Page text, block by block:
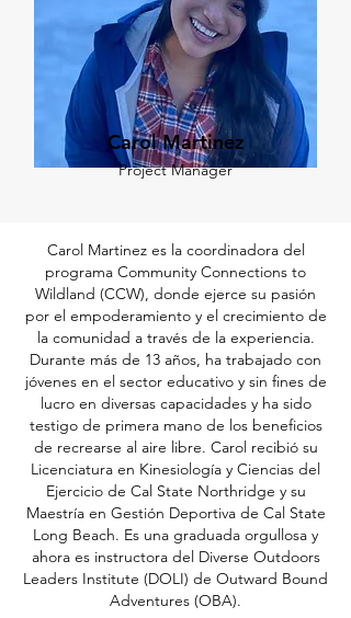
Carol Martinez
Project Manager
Carol Martinez es la coordinadora del
programa Community Connections to
Wildland (CCW), donde ejerce su pasión
por el empoderamiento y el crecimiento de
la comunidad a través de la experiencia.
Durante más de 13 años, ha trabajado con
jóvenes en el sector educativo y sin fines de
lucro en diversas capacidades y ha sido
testigo de primera mano de los beneficios
de recrearse al aire libre. Carol recibió su
Licenciatura en Kinesiología y Ciencias del
Ejercicio de Cal State Northridge y su
Maestría en Gestión Deportiva de Cal State
Long Beach. Es una graduada orgullosa y
ahora es instructora del Diverse Outdoors
Leaders Institute (DOLI) de Outward Bound
Adventures (OBA).